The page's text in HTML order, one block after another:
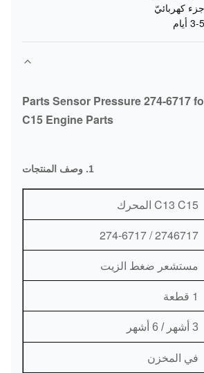
جزء كهربائيّ
3-5 أيام
2746717 Parts Sensor Pressure 274-6717
C15 Engine Parts
1. وصف المنتجات
C13 C15 المحرك
2746717 / 274-6717
مستشعر ضغط الزيت
1 قطعة
3 أشهر / 6 أشهر
في المخزن